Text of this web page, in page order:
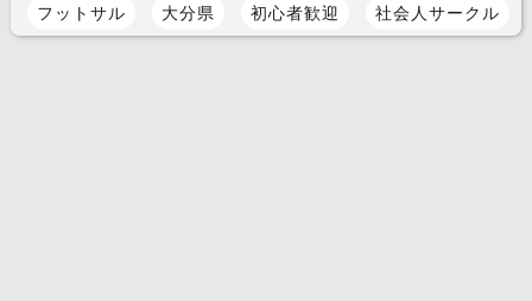
フットサル 大分県 初心者歓迎 社会人サークル